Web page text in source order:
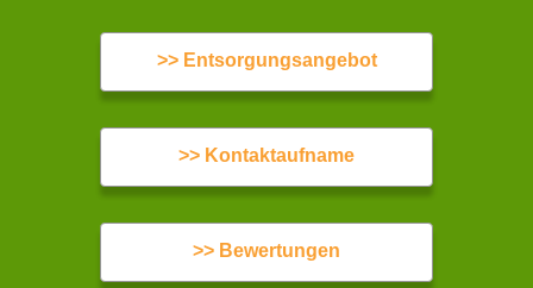
>> Entsorgungsangebot
>> Kontaktaufname
>> Bewertungen